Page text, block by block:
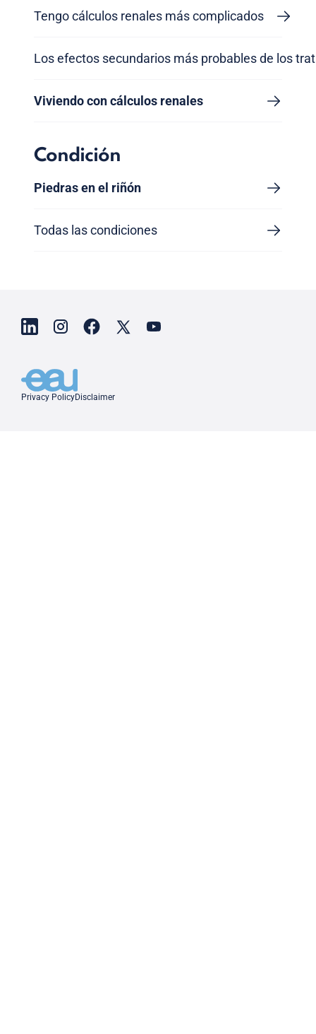
Tengo cálculos renales más complicados
Los efectos secundarios más probables de los
Viviendo con cálculos renales
Condición
Piedras en el riñón
Todas las condiciones
Privacy PolicyDisclaimer